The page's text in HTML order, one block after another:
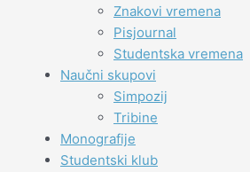
Znakovi vremena
Pisjournal
Studentska vremena
Naučni skupovi
Simpozij
Tribine
Monografije
Studentski klub